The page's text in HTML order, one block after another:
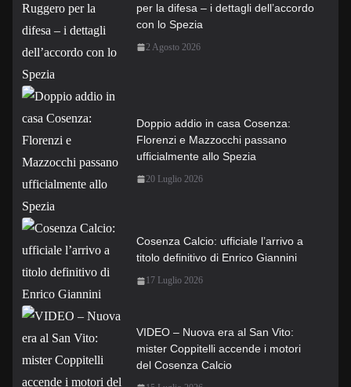
per la difesa – i dettagli dell’accordo
con lo Spezia
2 Agosto 2026
Doppio addio in casa Cosenza:
Florenzi e Mazzocchi passano
ufficialmente allo Spezia
20 Luglio 2026
Cosenza Calcio: ufficiale l’arrivo a
titolo definitivo di Enrico Giannini
17 Luglio 2026
VIDEO – Nuova era al San Vito:
mister Coppitelli accende i motori
del Cosenza Calcio